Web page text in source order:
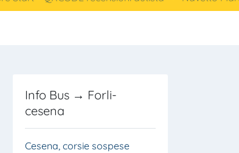
Info Bus → Forli-
cesena
Cesena, corsie sospese